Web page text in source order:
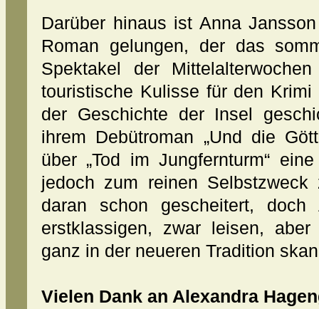
Darüber hinaus ist Anna
Roman gelungen, der das
Spektakel der
touristische Kulisse für den
der Geschichte der Insel
ihrem Debütroman „Und die
über „Tod im Jungfernturm“
jedoch zum reinen
daran schon gescheitert,
erstklassigen, zwar leisen,
ganz in der neueren Tradition
Vielen Dank an Alexandra